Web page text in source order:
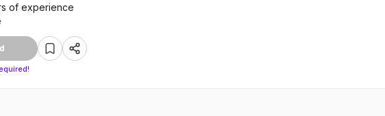
of experience